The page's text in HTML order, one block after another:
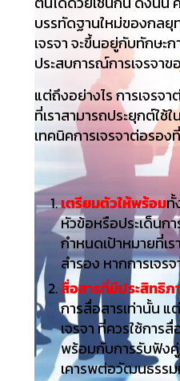
บรรทัดฐานใหม่ของกลยุ
เจรจา จะขึ้นอยู่กับทักษะ
ประสบการณ์การเจรจาข
แต่ถึงอย่างไร การเจรจ
ที่เราสามารถประยุกต์ใช้
เทคนิคการเจรจาต่อรอ
เตรียมตัวให้พร้อมทั้
หัวข้อหรือประเด็นก
กำหนดเป้าหมายที่เ
สำรอง หากการเจร
สื่อสารที่มีประสิทธิภ
การสื่อสารเท่านั้น
เจรจา ที่ควรใช้การ
พร้อมกับการรับฟัง
เคารพต่อวัฒนธรร